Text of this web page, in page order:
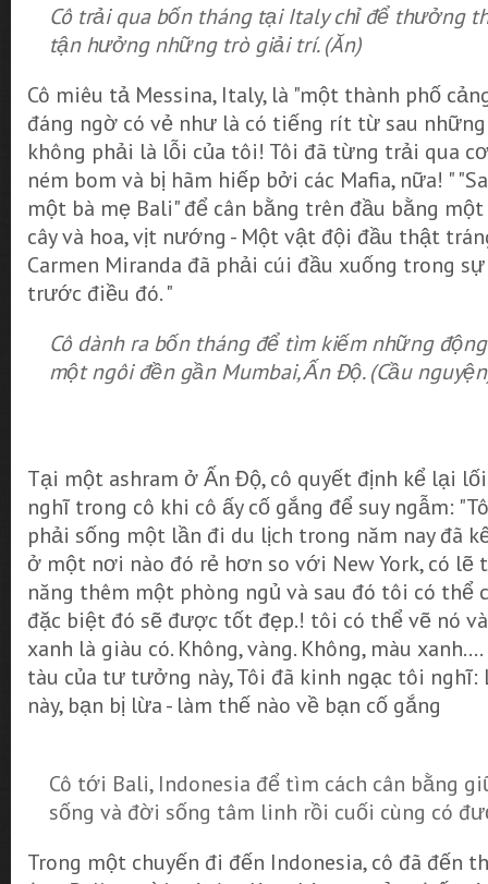
Cô trải qua bốn tháng tại Italy chỉ để thưởng
tận hưởng những trò giải trí. (Ăn)
Cô miêu tả Messina, Italy, là "một thành phố
đáng ngờ có vẻ như là có tiếng rít từ sau những
không phải là lỗi của tôi! Tôi đã từng trải qua
ném bom và bị hãm hiếp bởi các Mafia, nữa! "
một bà mẹ Bali" để cân bằng trên đầu bằng
cây và hoa, vịt nướng - Một vật đội đầu thật
Carmen Miranda đã phải cúi đầu xuống trong
trước điều đó. "
Cô dành ra bốn tháng để tìm kiếm những
một ngôi đền gần Mumbai, Ấn Độ. (Cầu
Tại một ashram ở Ấn Độ, cô quyết định kể lại
nghĩ trong cô khi cô ấy cố gắng để suy ngẫm:
phải sống một lần đi du lịch trong năm nay đã
ở một nơi nào đó rẻ hơn so với New York, có lẽ
năng thêm một phòng ngủ và sau đó tôi có thể
đặc biệt đó sẽ được tốt đẹp.! tôi có thể vẽ nó
xanh là giàu có. Không, vàng. Không, màu
tàu của tư tưởng này, Tôi đã kinh ngạc tôi nghĩ:
này, bạn bị lừa - làm thế nào về bạn cố gắng
Cô tới Bali, Indonesia để tìm cách cân bằng
sống và đời sống tâm linh rồi cuối cùng có
Trong một chuyến đi đến Indonesia, cô đã đến